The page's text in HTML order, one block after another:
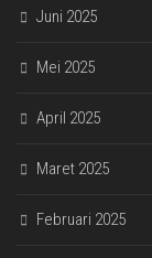
Juni 2025
Mei 2025
April 2025
Maret 2025
Februari 2025